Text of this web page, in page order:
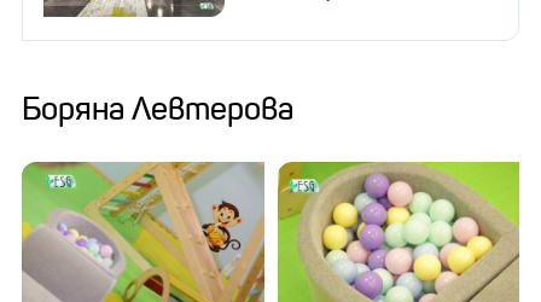
Боряна Левтерова